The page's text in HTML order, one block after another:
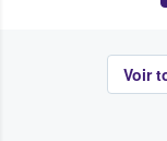
Voir